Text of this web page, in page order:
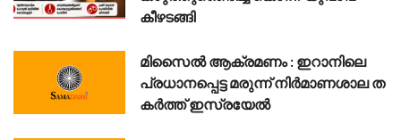
കീഴടങ്ങി
മി​സൈ​ൽ ആ​ക്ര​മ​ണം : ഇ​റാ​നി​ലെ
പ്ര​ധാ​ന​പ്പെ​ട്ട മ​രു​ന്ന് നി​ര്‍​മാ​ണ​ശാ​ല ത​
ക​ർ​ത്ത് ഇ​സ്ര​യേ​ൽ